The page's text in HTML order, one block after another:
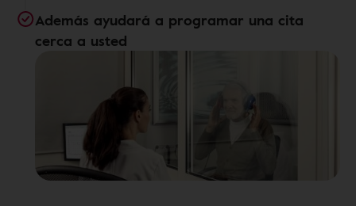
Además ayudará a programar una cita
cerca a usted